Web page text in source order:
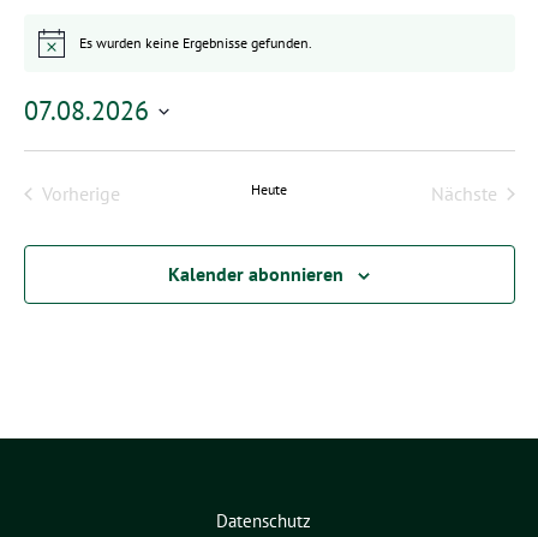
HinweisEs wurden keine Ergebnisse gefunden.
07.08.2026
Datum
Vorherige
Heute
Nächste
Kalender abonnieren
Datenschutz